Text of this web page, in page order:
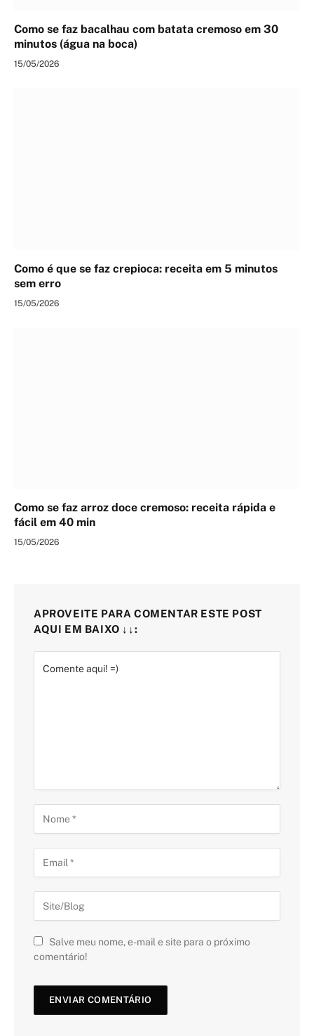
Como se faz bacalhau com batata cremoso em 30
minutos (água na boca)
15/05/2026
Como é que se faz crepioca: receita em 5 minutos
sem erro
15/05/2026
Como se faz arroz doce cremoso: receita rápida e
fácil em 40 min
15/05/2026
APROVEITE PARA COMENTAR ESTE POST
AQUI EM BAIXO ↓↓:
Salve meu nome, e-mail e site para o próximo
comentário!